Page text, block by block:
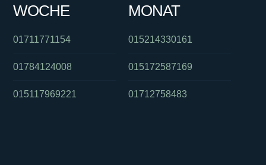
WOCHE
01711771154
01784124008
015117969221
MONAT
015214330161
015172587169
01712758483